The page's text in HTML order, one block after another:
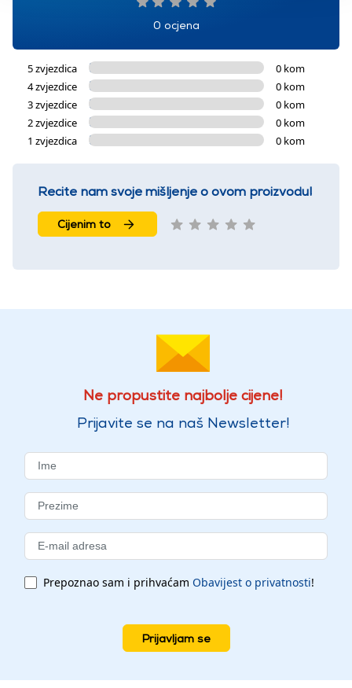
0 ocjena
5 zvjezdica
0 kom
4 zvjezdice
0 kom
3 zvjezdice
0 kom
2 zvjezdice
0 kom
1 zvjezdica
0 kom
Recite nam svoje mišljenje o ovom proizvodu!
Cijenim to
Ne propustite najbolje cijene!
Prijavite se na naš Newsletter!
Prepoznao sam i prihvaćam Obavijest o privatnosti!
Prijavljam se